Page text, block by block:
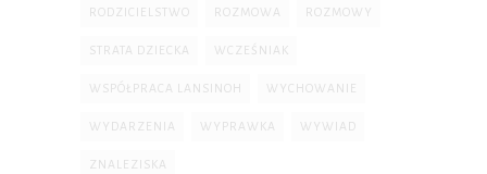
RODZICIELSTWO ROZMOWA ROZMOWY
STRATA DZIECKA WCZEŚNIAK
WSPÓŁPRACA LANSINOH WYCHOWANIE
WYDARZENIA WYPRAWKA WYWIAD
ZNALEZISKA